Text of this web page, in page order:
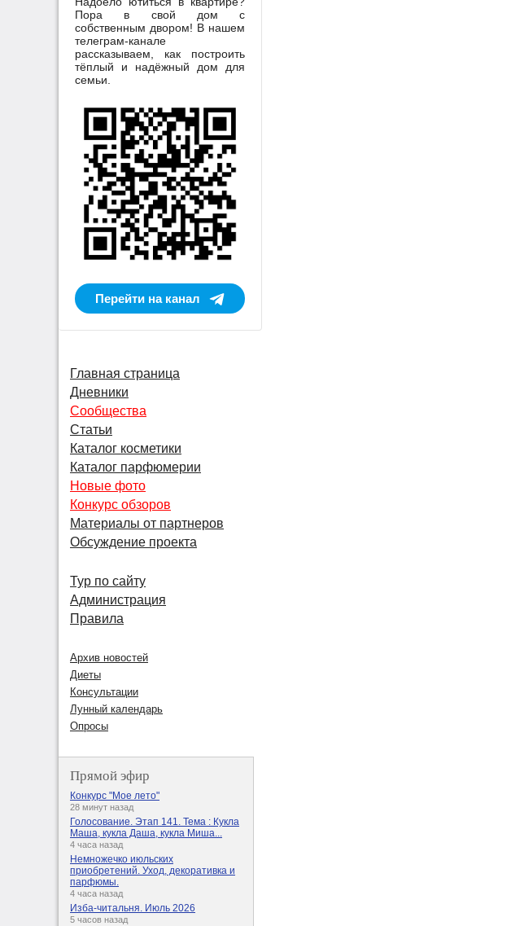
Пора в свой дом с
собственным двором! В нашем
телеграм-канале
рассказываем, как построить
тёплый и надёжный дом для
семьи.
Перейти на канал
Главная страница
Дневники
Сообщества
Статьи
Каталог косметики
Каталог парфюмерии
Новые фото
Конкурс обзоров
Материалы от партнеров
Обсуждение проекта
Тур по сайту
Администрация
Правила
Архив новостей
Диеты
Консультации
Лунный календарь
Опросы
Прямой эфир
Конкурс "Мое лето"
28 минут назад
Голосование. Этап 141. Тема : Кукла
Маша, кукла Даша, кукла Миша...
4 часа назад
Немножечко июльских
приобретений. Уход, декоративка и
парфюмы.
4 часа назад
Изба-читальня. Июль 2026
5 часов назад